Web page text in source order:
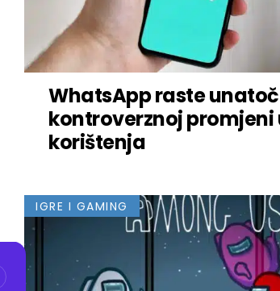
WhatsApp raste unatoč
kontroverznoj
korištenja
IGRE I GAMING